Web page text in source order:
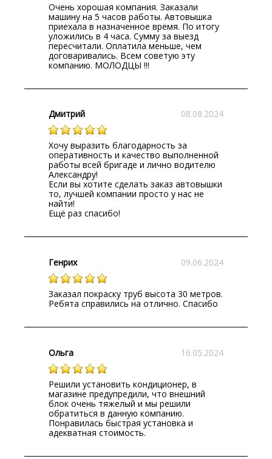
Очень хорошая компания. Заказали
машину на 5 часов работы. Автовышка
приехала в назначенное время. По итогу
уложились в 4 часа. Сумму за выезд
пересчитали. Оплатила меньше, чем
договаривались. Всем советую эту
компанию. МОЛОДЦЫ !!!
08.08.2024
Дмитрий
Хочу выразить благодарность за
оперативность и качество выполненной
работы всей бригаде и лично водителю
Александру!
Если вы хотите сделать заказ автовышки
то, лучшей компании просто у нас не
найти!
Ещё раз спасибо!
09.06.2024
Генрих
Заказал покраску труб высота 30 метров.
Ребята справились на отлично. Спасибо
16.05.2024
Ольга
Решили установить кондиционер, в
магазине предупредили, что внешний
блок очень тяжелый и мы решили
обратиться в данную компанию.
Понравилась быстрая установка и
адекватная стоимость.